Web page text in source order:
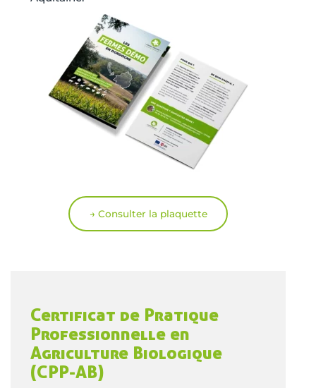
→ Consulter la plaquette
Certificat de Pratique
Professionnelle en
Agriculture Biologique
(CPP-AB)